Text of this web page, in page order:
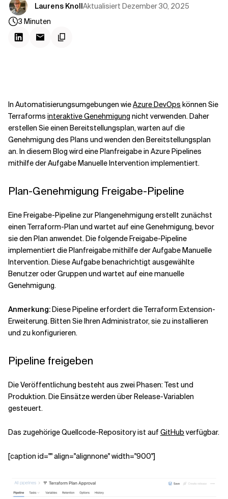
Verwandte Themen
Laurens KnollAktualisiert Dezember 30, 2025
3 Minuten
In Automatisierungsumgebungen wieAzure DevOps können Sie
Terraforms interaktive Genehmigung nicht verwenden. Daher
erstellen Sie einen Bereitstellungsplan, warten auf die
Genehmigung des Plans und wenden den Bereitstellungsplan
an. In diesem Blog wird eine Planfreigabe in Azure Pipelines
mithilfe der Aufgabe Manuelle Intervention implementiert.
Plan-Genehmigung Freigabe-Pipeline
Eine Freigabe-Pipeline zur Plangenehmigung erstellt zunächst
einen Terraform-Plan und wartet auf eine Genehmigung, bevor
sie den Plan anwendet. Die folgende Freigabe-Pipeline
implementiert die Planfreigabe mithilfe derAufgabe Manuelle
Intervention. Diese Aufgabe benachrichtigt ausgewählte
Benutzer oder Gruppen und wartet auf eine manuelle
Genehmigung.
Anmerkung:Diese Pipeline erfordert die Terraform Extension-
Erweiterung. Bitten Sie Ihren Administrator, sie zu installieren
und zu konfigurieren.
Pipeline freigeben
Die Veröffentlichung besteht aus zwei Phasen: Test und
Produktion. Die Einsätze werden über Release-Variablen
gesteuert.
Das zugehörige Quellcode-Repository ist auf GitHub verfügbar.
[caption id="" align="alignnone" width="900"]